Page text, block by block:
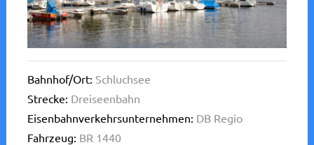
Bahnhof/Ort: Schluchsee
Strecke: Dreiseenbahn
Eisenbahnverkehrsunternehmen: DB Regio
Fahrzeug: BR 1440